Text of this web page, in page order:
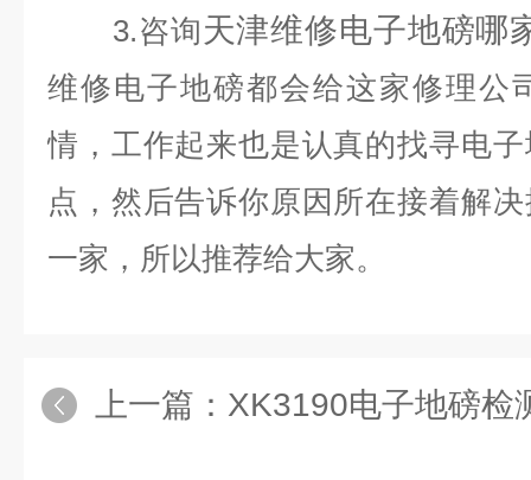
3.咨询天津维修电子地磅哪
维修电子地磅都会给这家修理公
情，工作起来也是认真的找寻电
点，然后告诉你原因所在接着解
一家，所以推荐给大家。
上一篇： XK3190电子地磅检